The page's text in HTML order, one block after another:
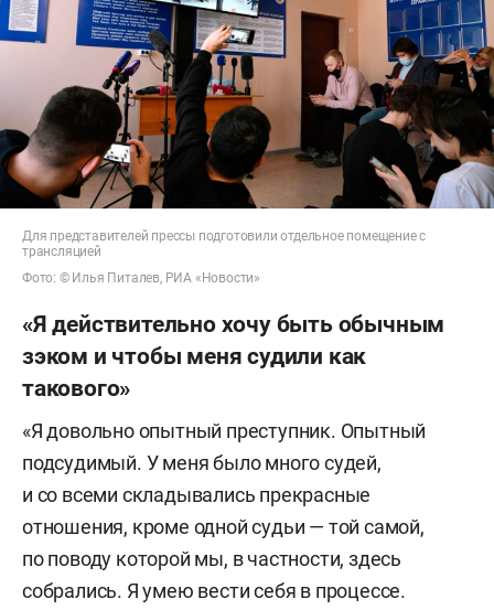
Для представителей прессы подготовили отдельное помещение с
трансляцией
Фото: © Илья Питалев, РИА «Новости»
«Я действительно хочу быть обычным
зэком и чтобы меня судили как
такового»
«Я довольно опытный преступник. Опытный
подсудимый. У меня было много судей,
и со всеми складывались прекрасные
отношения, кроме одной судьи — той самой,
по поводу которой мы, в частности, здесь
собрались. Я умею вести себя в процессе.